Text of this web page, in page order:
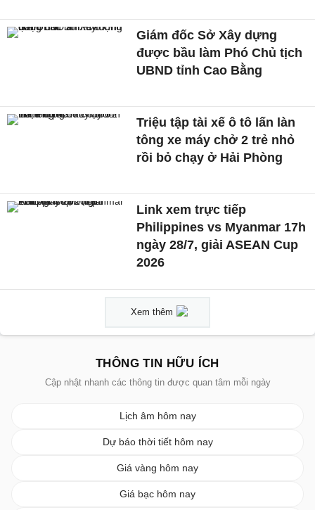
Giám đốc Sở Xây dựng
được bầu làm Phó Chủ tịch
UBND tỉnh Cao Bằng
Triệu tập tài xế ô tô lấn làn
tông xe máy chở 2 trẻ nhỏ
rồi bỏ chạy ở Hải Phòng
Link xem trực tiếp
Philippines vs Myanmar 17h
ngày 28/7, giải ASEAN Cup
2026
Xem thêm
THÔNG TIN HỮU ÍCH
Cập nhật nhanh các thông tin được quan tâm mỗi ngày
Lịch âm hôm nay
Dự báo thời tiết hôm nay
Giá vàng hôm nay
Giá bạc hôm nay